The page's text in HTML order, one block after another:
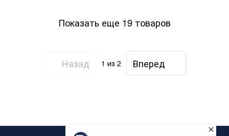
Показать еще 19 товаров
Назад 1 из 2 Вперед